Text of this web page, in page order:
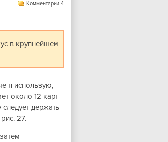
Комментарии 4
в крупнейшем
я использую,
около 12 карт
держать
27.